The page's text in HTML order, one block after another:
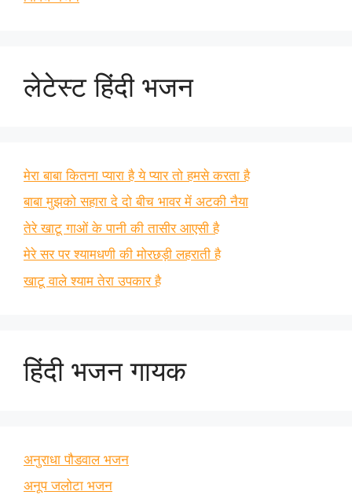
लेटेस्ट हिंदी भजन
मेरा बाबा कितना प्यारा है ये प्यार तो हमसे करता है
बाबा मुझको सहारा दे दो बीच भावर में अटकी नैया
तेरे खाटू गाओं के पानी की तासीर आएसी है
मेरे सर पर श्यामधणी की मोरछड़ी लहराती है
खाटू वाले श्याम तेरा उपकार है
हिंदी भजन गायक
अनुराधा पौडवाल भजन
अनूप जलोटा भजन